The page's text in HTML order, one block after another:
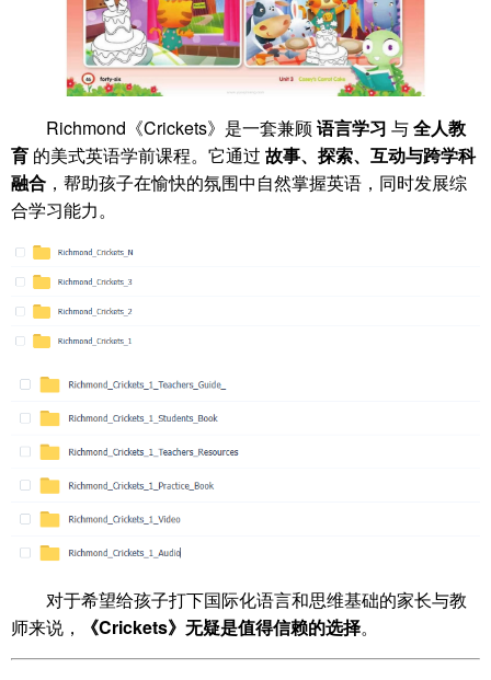
Richmond《Crickets》是一套兼顾语言学习 与全人教
育 的美式英语学前课程。它通过 故事、探索、互动与跨学科
融合 ，帮助孩子在愉快的氛围中自然掌握英语，同时发展综
合学习能力。
对于希望给孩子打下国际化语言和思维基础的家长与教
师来说，
《Crickets》无疑是值得信赖的选择。